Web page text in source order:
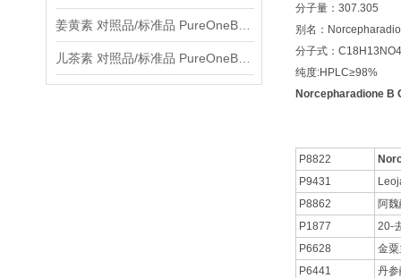
分子量：307.305
别名：
分子式：C18H13NO4
纯度:HPLC≥98%
Norcepharadione B
P8822
P9431
P8862
阿
P1877
20-
P6628
金
P6441
丹